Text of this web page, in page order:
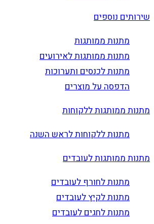
שירותים נוספים
מתנות ממותגות
מתנות ממותגות לאירועים
מתנות לכנסים ותערוכות
הדפסה על מוצרים
מתנות ממותגות ללקוחות
מתנות ללקוחות לראש השנה
מתנות ממותגות לעובדים
מתנות לחורף לעובדים
מתנות לקיץ לעובדים
מתנות לחגים לעובדים